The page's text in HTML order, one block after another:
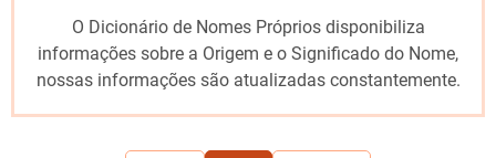
O Dicionário de Nomes Próprios disponibiliza
informações sobre a Origem e o Significado do Nome,
nossas informações são atualizadas constantemente.